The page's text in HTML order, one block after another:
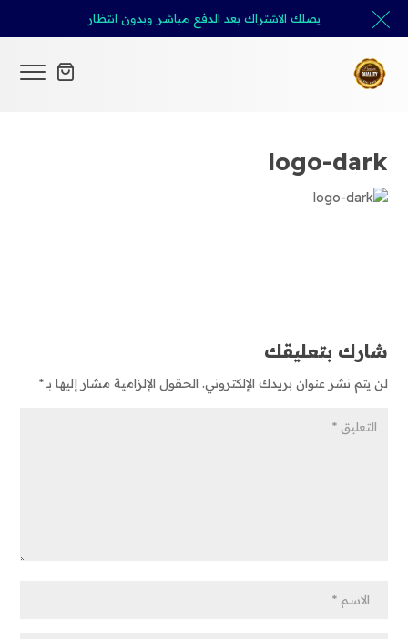
يصلك الاشتراك بعد الدفع مباشر وبدون انتظار
logo-dark
شارك بتعليقك
لن يتم نشر عنوان بريدك الإلكتروني. الحقول الإلزامية مشار إليها بـ*